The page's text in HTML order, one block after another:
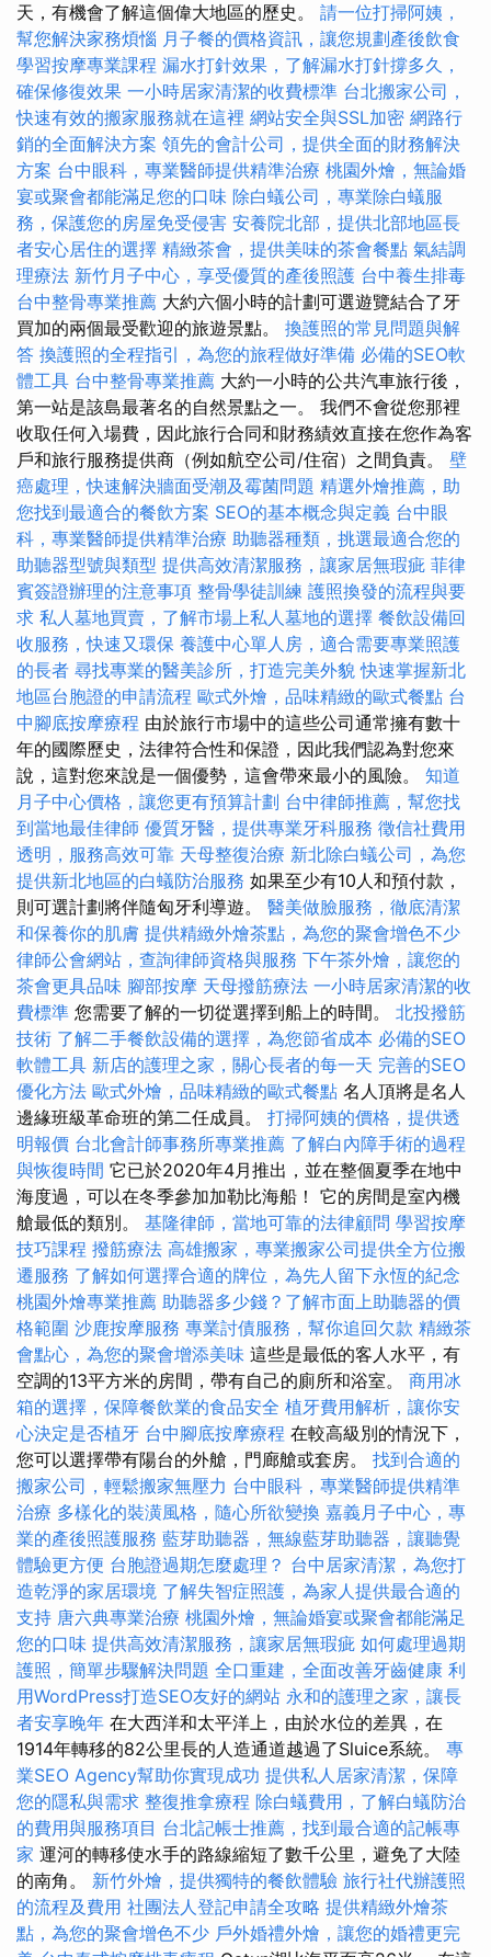
天，有機會了解這個偉大地區的歷史。 請一位打掃阿姨，
幫您解決家務煩惱 月子餐的價格資訊，讓您規劃產後飲食
學習按摩專業課程 漏水打針效果，了解漏水打針撐多久，
確保修復效果 一小時居家清潔的收費標準 台北搬家公司，
快速有效的搬家服務就在這裡 網站安全與SSL加密 網路行
銷的全面解決方案 領先的會計公司，提供全面的財務解決
方案 台中眼科，專業醫師提供精準治療 桃園外燴，無論婚
宴或聚會都能滿足您的口味 除白蟻公司，專業除白蟻服
務，保護您的房屋免受侵害 安養院北部，提供北部地區長
者安心居住的選擇 精緻茶會，提供美味的茶會餐點 氣結調
理療法 新竹月子中心，享受優質的產後照護 台中養生排毒
台中整骨專業推薦 大約六個小時的計劃可選遊覽結合了牙
買加的兩個最受歡迎的旅遊景點。 換護照的常見問題與解
答 換護照的全程指引，為您的旅程做好準備 必備的SEO軟
體工具 台中整骨專業推薦 大約一小時的公共汽車旅行後，
第一站是該島最著名的自然景點之一。 我們不會從您那裡
收取任何入場費，因此旅行合同和財務績效直接在您作為客
戶和旅行服務提供商（例如航空公司/住宿）之間負責。 壁
癌處理，快速解決牆面受潮及霉菌問題 精選外燴推薦，助
您找到最適合的餐飲方案 SEO的基本概念與定義 台中眼
科，專業醫師提供精準治療 助聽器種類，挑選最適合您的
助聽器型號與類型 提供高效清潔服務，讓家居無瑕疵 菲律
賓簽證辦理的注意事項 整骨學徒訓練 護照換發的流程與要
求 私人墓地買賣，了解市場上私人墓地的選擇 餐飲設備回
收服務，快速又環保 養護中心單人房，適合需要專業照護
的長者 尋找專業的醫美診所，打造完美外貌 快速掌握新北
地區台胞證的申請流程 歐式外燴，品味精緻的歐式餐點 台
中腳底按摩療程 由於旅行市場中的這些公司通常擁有數十
年的國際歷史，法律符合性和保證，因此我們認為對您來
說，這對您來說是一個優勢，這會帶來最小的風險。 知道
月子中心價格，讓您更有預算計劃 台中律師推薦，幫您找
到當地最佳律師 優質牙醫，提供專業牙科服務 徵信社費用
透明，服務高效可靠 天母整復治療 新北除白蟻公司，為您
提供新北地區的白蟻防治服務 如果至少有10人和預付款，
則可選計劃將伴隨匈牙利導遊。 醫美做臉服務，徹底清潔
和保養你的肌膚 提供精緻外燴茶點，為您的聚會增色不少
律師公會網站，查詢律師資格與服務 下午茶外燴，讓您的
茶會更具品味 腳部按摩 天母撥筋療法 一小時居家清潔的收
費標準 您需要了解的一切從選擇到船上的時間。 北投撥筋
技術 了解二手餐飲設備的選擇，為您節省成本 必備的SEO
軟體工具 新店的護理之家，關心長者的每一天 完善的SEO
優化方法 歐式外燴，品味精緻的歐式餐點 名人頂將是名人
邊緣班級革命班的第二任成員。 打掃阿姨的價格，提供透
明報價 台北會計師事務所專業推薦 了解白內障手術的過程
與恢復時間 它已於2020年4月推出，並在整個夏季在地中
海度過，可以在冬季參加加勒比海船！ 它的房間是室內機
艙最低的類別。 基隆律師，當地可靠的法律顧問 學習按摩
技巧課程 撥筋療法 高雄搬家，專業搬家公司提供全方位搬
遷服務 了解如何選擇合適的牌位，為先人留下永恆的紀念
桃園外燴專業推薦 助聽器多少錢？了解市面上助聽器的價
格範圍 沙鹿按摩服務 專業討債服務，幫你追回欠款 精緻茶
會點心，為您的聚會增添美味 這些是最低的客人水平，有
空調的13平方米的房間，帶有自己的廁所和浴室。 商用冰
箱的選擇，保障餐飲業的食品安全 植牙費用解析，讓你安
心決定是否植牙 台中腳底按摩療程 在較高級別的情況下，
您可以選擇帶有陽台的外艙，門廊艙或套房。 找到合適的
搬家公司，輕鬆搬家無壓力 台中眼科，專業醫師提供精準
治療 多樣化的裝潢風格，隨心所欲變換 嘉義月子中心，專
業的產後照護服務 藍芽助聽器，無線藍芽助聽器，讓聽覺
體驗更方便 台胞證過期怎麼處理？ 台中居家清潔，為您打
造乾淨的家居環境 了解失智症照護，為家人提供最合適的
支持 唐六典專業治療 桃園外燴，無論婚宴或聚會都能滿足
您的口味 提供高效清潔服務，讓家居無瑕疵 如何處理過期
護照，簡單步驟解決問題 全口重建，全面改善牙齒健康 利
用WordPress打造SEO友好的網站 永和的護理之家，讓長
者安享晚年 在大西洋和太平洋上，由於水位的差異，在
1914年轉移的82公里長的人造通道越過了Sluice系統。 專
業SEO Agency幫助你實現成功 提供私人居家清潔，保障
您的隱私與需求 整復推拿療程 除白蟻費用，了解白蟻防治
的費用與服務項目 台北記帳士推薦，找到最合適的記帳專
家 運河的轉移使水手的路線縮短了數千公里，避免了大陸
的南角。 新竹外燴，提供獨特的餐飲體驗 旅行社代辦護照
的流程及費用 社團法人登記申請全攻略 提供精緻外燴茶
點，為您的聚會增色不少 戶外婚禮外燴，讓您的婚禮更完